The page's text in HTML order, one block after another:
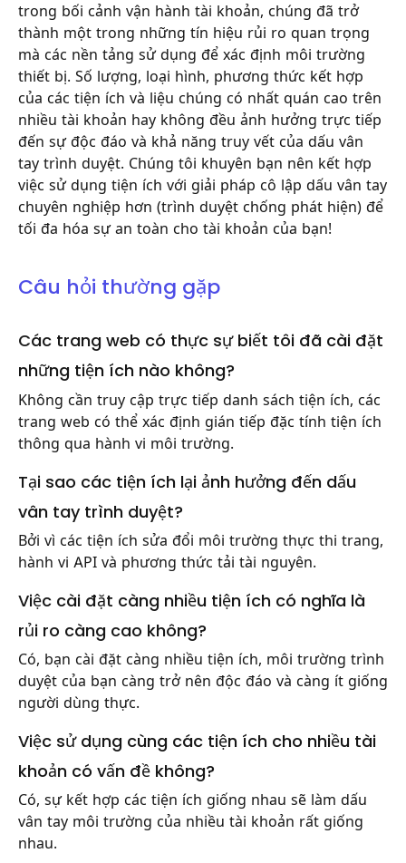
trong bối cảnh vận hành tài khoản, chúng đã trở
thành một trong những tín hiệu rủi ro quan trọng
mà các nền tảng sử dụng để xác định môi trường
thiết bị. Số lượng, loại hình, phương thức kết hợp
của các tiện ích và liệu chúng có nhất quán cao trên
nhiều tài khoản hay không đều ảnh hưởng trực tiếp
đến sự độc đáo và khả năng truy vết của dấu vân
tay trình duyệt. Chúng tôi khuyên bạn nên kết hợp
việc sử dụng tiện ích với giải pháp cô lập dấu vân tay
chuyên nghiệp hơn (trình duyệt chống phát hiện) để
tối đa hóa sự an toàn cho tài khoản của bạn!
Câu hỏi thường gặp
Các trang web có thực sự biết tôi đã cài đặt
những tiện ích nào không?
Không cần truy cập trực tiếp danh sách tiện ích, các
trang web có thể xác định gián tiếp đặc tính tiện ích
thông qua hành vi môi trường.
Tại sao các tiện ích lại ảnh hưởng đến dấu
vân tay trình duyệt?
Bởi vì các tiện ích sửa đổi môi trường thực thi trang,
hành vi API và phương thức tải tài nguyên.
Việc cài đặt càng nhiều tiện ích có nghĩa là
rủi ro càng cao không?
Có, bạn cài đặt càng nhiều tiện ích, môi trường trình
duyệt của bạn càng trở nên độc đáo và càng ít giống
người dùng thực.
Việc sử dụng cùng các tiện ích cho nhiều tài
khoản có vấn đề không?
Có, sự kết hợp các tiện ích giống nhau sẽ làm dấu
vân tay môi trường của nhiều tài khoản rất giống
nhau.